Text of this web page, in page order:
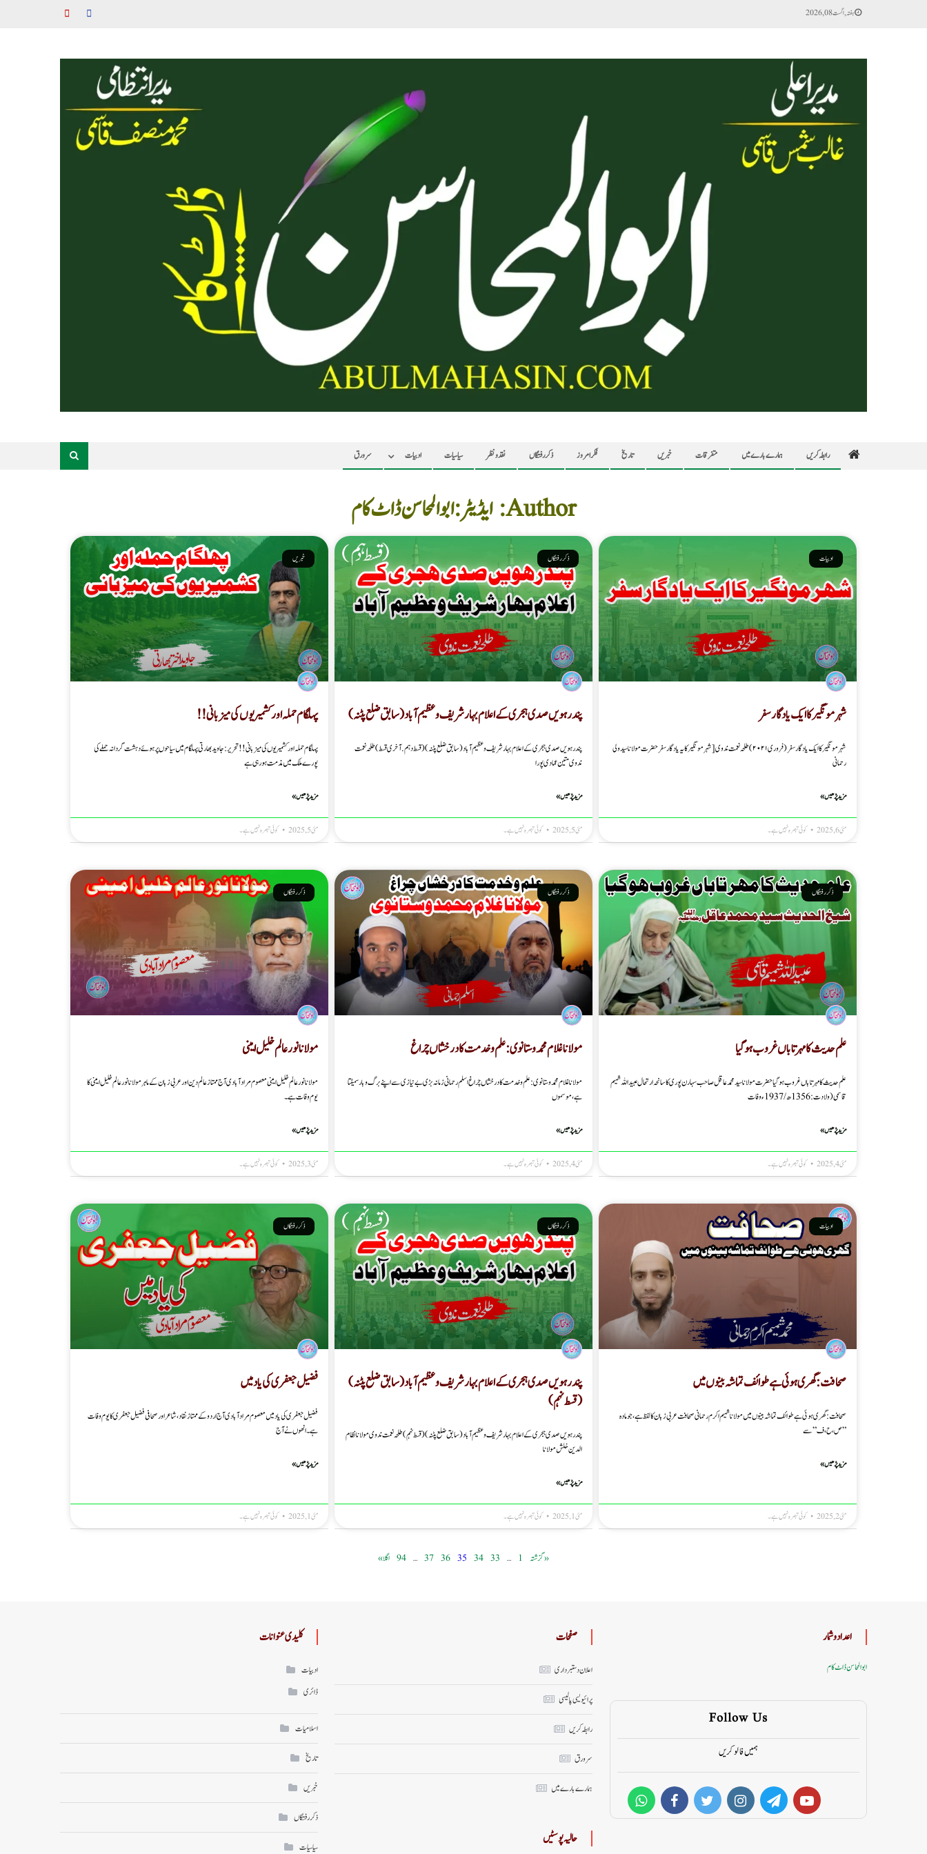
ہفتہ, اگست 08, 2026
سرورق ادبیات سیاسیات نقد ونظر ذکر رفتگاں فکر امروز تاریخ خبریں متفرقات ہمارے بارے میں رابطہ کریں
Author: ایڈیٹر: ابوالمحاسن ڈاٹ کام
ادبیات
شہر مونگیر کا ایک یادگار سفر
شہر مونگیر کا ایک یادگار سفر (فروری ۲۰۲۱) طلحہ نعمت ندوی [شہر مونگیر کا یہ یادگار سفر حضرت مولانا سید ولی
رحمانی
مزید پڑھیں »
مئی 6, 2025 کوئی تبصرہ نہیں ہے۔
ذکر رفتگاں
پندرہویں صدی ہجری کے اعلام بہار شریف و عظیم آباد (سابق ضلع پٹنہ)
پندرہویں صدی ہجری کے اعلام بہار شریف و عظیم آباد (سابق ضلع پٹنہ) ( قسط دہم. آخری قسط ) طلحہ نعمت
ندوی متین عمادی پورا
مزید پڑھیں »
مئی 5, 2025 کوئی تبصرہ نہیں ہے۔
خبریں
پہلگام حملہ اور کشمیریوں کی میزبانی!!
پہلگام حملہ اور کشمیریوں کی میزبانی!! تحریر : جاوید بھارتی پہلگام میں سیاحوں پر ہوئے دہشت گردانہ حملے کی
پورے ملک میں مذمت ہورہی ہے
مزید پڑھیں »
مئی 5, 2025 کوئی تبصرہ نہیں ہے۔
ذکر رفتگاں
علم حدیث کا مہر تاباں غروب ہوگیا
علم حدیث کا مہر تاباں غروب ہوگیا حضرت مولانا سید محمد عاقل صاحب سہارن پوری کا سانحہ ارتحال عبید اللہ شمیم
قاسمی (ولادت: 1356ھ/1937ء وفات
مزید پڑھیں »
مئی 4, 2025 کوئی تبصرہ نہیں ہے۔
ذکر رفتگاں
مولانا غلام محمد وستانوی : علم و خدمت کا درخشاں چراغ
مولانا غلام محمد وستانوی : علم و خدمت کا درخشاں چراغ اسلم رحمانی زمانہ بڑی بے نیازی سے اپنے برگ و بار سمیٹتا
ہے، موسموں
مزید پڑھیں »
مئی 4, 2025 کوئی تبصرہ نہیں ہے۔
ذکر رفتگاں
مولانا نور عالم خلیل امینی
مولانا نور عالم خلیل امینی معصوم مرادآبادی آج ممتاز عالم دین اور عربی زبان کے ماہر مولانا نور عالم خلیل امینی کا
یوم وفات ہے۔
مزید پڑھیں »
مئی 3, 2025 کوئی تبصرہ نہیں ہے۔
ادبیات
صحافت : گھری ہوئی ہے طوائف تماشہ بینوں میں
صحافت : گھری ہوئی ہے طوائف تماشہ بینوں میں مولانا شمیم اکرم رحمانی صحافت عربی زبان کا لفظ ہے، جو مادہ
”ص، ح، ف” سے
مزید پڑھیں »
مئی 2, 2025 کوئی تبصرہ نہیں ہے۔
ذکر رفتگاں
پندرہویں صدی ہجری کے اعلام بہار شریف و عظیم آباد (سابق ضلع پٹنہ)
( قسط نہم )
پندرہویں صدی ہجری کے اعلام بہار شریف و عظیم آباد (سابق ضلع پٹنہ) ( قسط نہم ) طلحہ نعمت ندوی مولانا نظام
الدین خلش مولانا
مزید پڑھیں »
مئی 1, 2025 کوئی تبصرہ نہیں ہے۔
ذکر رفتگاں
فضیل جعفری کی یاد میں
فضیل جعفری کی یاد میں معصوم مرادآبادی آج اردو کے ممتاز نقاد ، شاعر اور صحافی فضیل جعفری کا یوم وفات
ہے۔ انھوں نے آج
مزید پڑھیں »
مئی 1, 2025 کوئی تبصرہ نہیں ہے۔
« گزشتہ 1
…
33
34
35
36
37
…
94 اگلا »
کلیدی عنوانات
ادبیات
ڈائری
اسلامیات
تاریخ
خبریں
ذکر رفتگاں
سیاسیات
صفحات
اعلان دستبرداری
پرائیویسی پالیسی
رابطہ کریں
سر ورق
ہمارے بارے میں
حالیہ پوسٹیں
اعداد وشمار
ابوالمحاسن ڈاٹ کام
Follow Us
ہمیں فالو کریں